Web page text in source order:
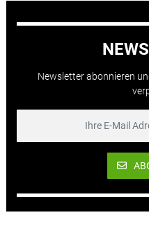
Newsletter abonnieren